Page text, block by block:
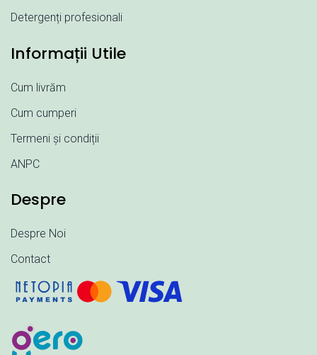
Detergenți profesionali
Informații Utile
Cum livrăm
Cum cumperi
Termeni și condiții
ANPC
Despre
Despre Noi
Contact